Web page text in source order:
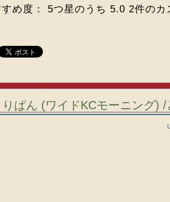
すめ度： 5つ星のうち 5.0 2件のカ
りぱん (ワイドKCモーニング)